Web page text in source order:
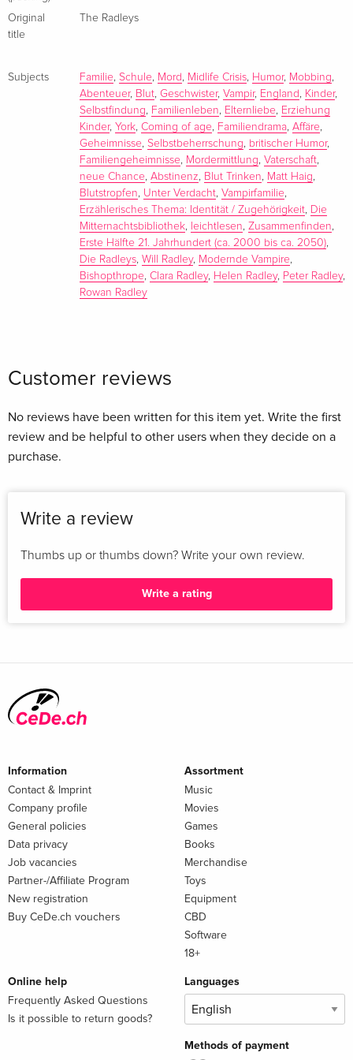
Matt Haig, Jahrgang 1975, ist ein britischer Autor. Seine
eigenen Erfahrungen mit Depressionen und Angststörungen
sind auch stets ein zentrales Thema in seinen Büchern.
Zuletzt sind von ihm die Romane "Ich und die Menschen"
und der Bestseller "Die Mitternachtsbibliothek", sowie das
Sachbuch "The Comfort Book" erschienen. Matt Haig lebt mit
seiner Familie in Brighton.
Vom Autor des großen SPIEGEL-Bestsellers und der
TikTok-Sensation »Die Mitternachtsbibliothek«
Die Radleys sind eine ganz normale Mittelschichts-Familie,
nur ein bisschen verbissener
... denn sie sind heimliche Vampire!
Hypes verbissen gewartet haben.«
Clever, witzig und ganz und gar ungewöhnlich: der
besondere Roman von Matt Haig -
Die Radleys sind eine ganz normale Familie. Doch warum
Rowan trotz Lichtschutzfaktor 60 nicht in die Sonne? Was die
beiden nicht wissen: ihre Eltern Helen und Peter haben
sind abstinente Vampire.
Doch nach einem blutigen Vorfall müssen sie ihren Kindern
endlich reinen Wein einschenken. Es kommt aber noch ein
weiteres Problem auf die Radleys zu: Peters Bruder Will, ein
ganz und gar nicht abstinenter Vampir ...
Entdecken Sie von SPIEGEL-Bestsellerautor Matt Haig
auch "Die Mitternachtsbibliothek" und "Der fürsorgliche Mr.
Cave".
Endlich in moderner Neuausstattung
Original
title
The Radleys
Subjects Familie, Schule, Mord , Midlife Crisis, Humor, Mobbing,
Abenteuer, Blut, Geschwister, Vampir, England , Kinder,
Selbstfindung, Familienleben, Elternliebe, Erziehung
Kinder, York, Coming of age, Familiendrama, Affäre,
Geheimnisse, Selbstbeherrschung, britischer Humor,
Familiengeheimnisse, Mordermittlung, Vaterschaft,
neue Chance, Abstinenz, Blut Trinken, Matt Haig,
Blutstropfen, Unter Verdacht, Vampirfamilie,
Erzählerisches Thema: Identität / Zugehörigkeit, Die
Mitternachtsbibliothek, leichtlesen, Zusammenfinden,
Erste Hälfte 21. Jahrhundert (ca. 2000 bis ca. 2050),
Die Radleys, Will Radley, Modernde Vampire,
Bishopthrope, Clara Radley, Helen Radley, Peter Radley,
Rowan Radley
Customer reviews
No reviews have been written for this item yet. Write the first
review and be helpful to other users when they decide on a
purchase.
Write a review
Thumbs up or thumbs down? Write your own review.
Write a rating
Information
Contact & Imprint
Company profile
General policies
Data privacy
Job vacancies
Partner-/Affiliate Program
New registration
Buy CeDe.ch vouchers
Assortment
Music
Movies
Games
Books
Merchandise
Toys
Equipment
CBD
Software
18+
Online help
Frequently Asked Questions
Is it possible to return goods?
Languages
Methods of payment